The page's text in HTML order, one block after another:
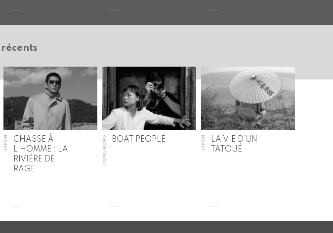
récents
JAPON
CHASSE À
L’HOMME : LA
RIVIÈRE DE
RAGE
HONG KONG BOAT PEOPLE JAPON
LA VIE D’UN
TATOUÉ